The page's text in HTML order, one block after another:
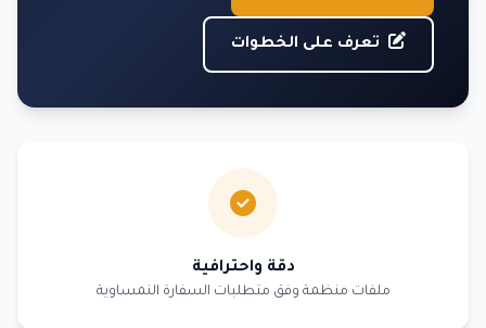
تعرف على الخطوات
دقة واحترافية
ملفات منظمة وفق متطلبات السفارة النمساوية